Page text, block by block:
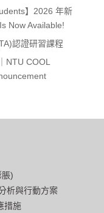
】2026 年新
Now Available!
認證研習課程
NTU COOL
)
析與行動方案
措施